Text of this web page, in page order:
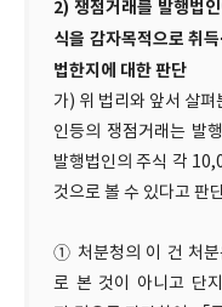
2) 쟁점거래를 발행법
식을 감자목적으로 취
법한지에 대한 판단
가) 위 법리와 앞서 살
인등의 쟁점거래는 발
발행법인의 주식 각
것으로 볼 수 있다고 판
① 처분청의 이 건 처분
로 본 것이 아니고 단